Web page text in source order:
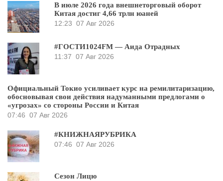
В июле 2026 года внешнеторговый оборот
Китая достиг 4,66 трлн юаней
12:23 07 Авг 2026
#ГОСТИ1024FM — Аида Отрадных
11:37 07 Авг 2026
Официальный Токио усиливает курс на ремилитаризацию,
обосновывая свои действия надуманными предлогами о
«угрозах» со стороны России и Китая
07:46 07 Авг 2026
#КНИЖНАЯРУБРИКА
07:46 07 Авг 2026
Сезон Лицю